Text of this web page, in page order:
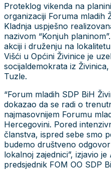
Proteklog vikenda na
organizaciji Foruma mladih
Kladnja uspješno
nazivom “Konjuh
akciji i druženju na
Višći u Općini Živinice je
socijaldemokrata iz
Tuzle.
“Forum mladih SDP BiH
dokazao da se radi o
najmasovnijem Forumu
Hercegovini. Pored
članstva, ispred sebe smo
budemo društveno
lokalnoj zajednici”, izjavio
predsjednik FOM OO SDP